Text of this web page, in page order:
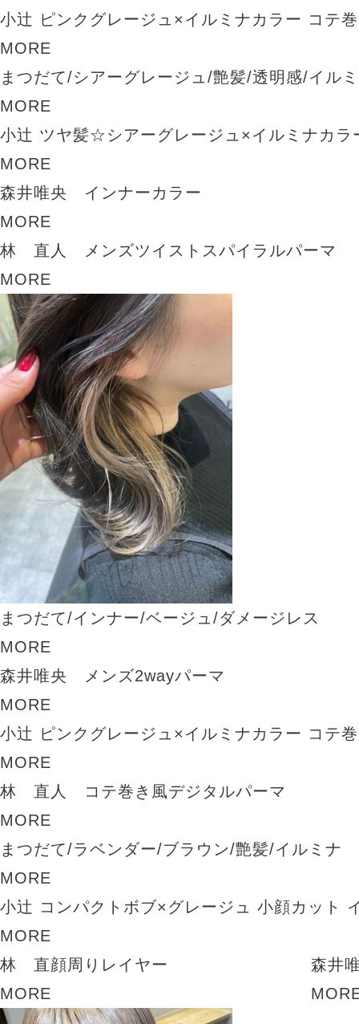
小辻 ピンクグレージュ×イルミナカラー コテ
MORE
まつだて/シアーグレージュ/艶髪/透明感/イル
MORE
小辻 ツヤ髪☆シアーグレージュ×イルミナカラ
MORE
森井唯央 インナーカラー
MORE
林 直人 メンズツイストスパイラルパーマ
MORE
まつだて/インナー/ベージュ/ダメージレス
MORE
森井唯央 メンズ2wayパーマ
MORE
小辻 ピンクグレージュ×イルミナカラー コテ
MORE
林 直人 コテ巻き風デジタルパーマ
MORE
まつだて/ラベンダー/ブラウン/艶髪/イルミナ
MORE
小辻 コンパクトボブ×グレージュ 小顔カット
MORE
林 直顔周りレイヤー
MORE
森井